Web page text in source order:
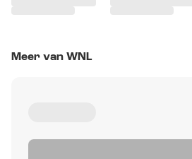
Meer van WNL